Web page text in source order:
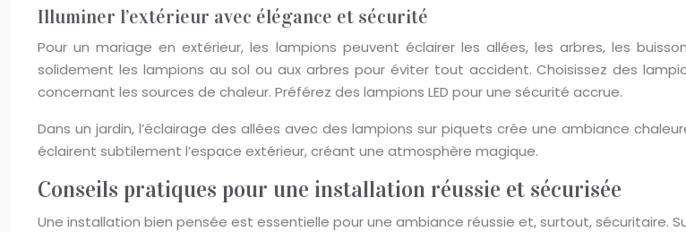
Illuminer l’extérieur avec élégance et sécurité
Pour un mariage en extérieur, les lampions peuvent éclairer les allées, les arbres, les
solidement les lampions au sol ou aux arbres pour éviter tout accident. Choisissez des
concernant les sources de chaleur. Préférez des lampions LED pour une sécurité accrue.
Dans un jardin, l’éclairage des allées avec des lampions sur piquets crée une ambiance
éclairent subtilement l’espace extérieur, créant une atmosphère magique.
Conseils pratiques pour une installation réussie et sécurisée
Une installation bien pensée est essentielle pour une ambiance réussie et, surtout, sécuritaire.